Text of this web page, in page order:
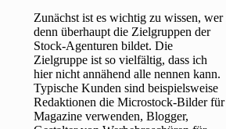
Zunächst ist es wichtig zu wissen, wer
denn überhaupt die Zielgruppen der
Stock-Agenturen bildet. Die
Zielgruppe ist so vielfältig, dass ich
hier nicht annähend alle nennen kann.
Typische Kunden sind beispielsweise
Redaktionen die Microstock-Bilder für
Magazine verwenden, Blogger,